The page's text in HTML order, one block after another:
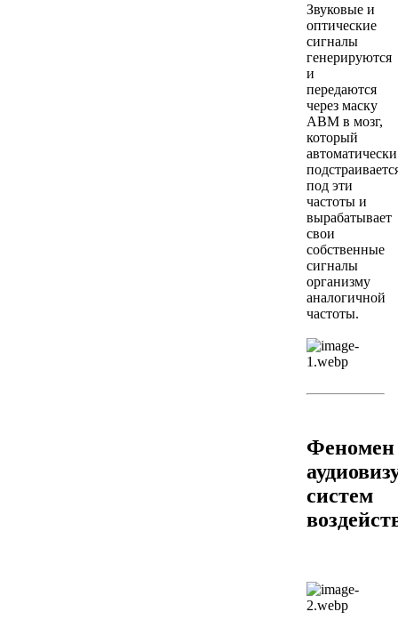
Звуковые и
оптические
сигналы
генерируются
и
передаются
через маску
АВМ в мозг,
который
автоматически
под эти
частоты и
вырабатывает
свои
собственные
сигналы
организму
аналогичной
частоты.
Феномен
систем